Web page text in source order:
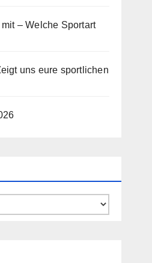
– Welche Sportart
uns eure sportlichen